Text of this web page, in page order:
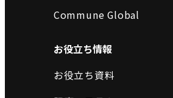
Commune Global
お役立ち情報
お役立ち資料